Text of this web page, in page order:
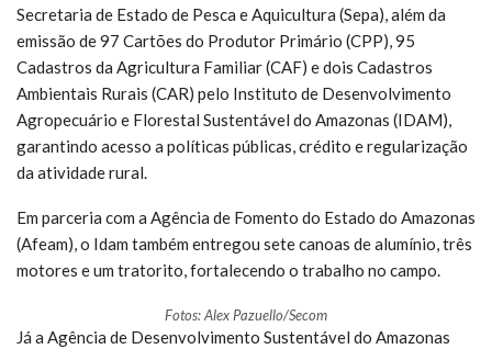
Secretaria de Estado de Pesca e Aquicultura (Sepa), além da
emissão de 97 Cartões do Produtor Primário (CPP), 95
Cadastros da Agricultura Familiar (CAF) e dois Cadastros
Ambientais Rurais (CAR) pelo Instituto de Desenvolvimento
Agropecuário e Florestal Sustentável do Amazonas (IDAM),
garantindo acesso a políticas públicas, crédito e regularização
da atividade rural.
Em parceria com a Agência de Fomento do Estado do Amazonas
(Afeam), o Idam também entregou sete canoas de alumínio, três
motores e um tratorito, fortalecendo o trabalho no campo.
Fotos: Alex Pazuello/Secom
Já a Agência de Desenvolvimento Sustentável do Amazonas